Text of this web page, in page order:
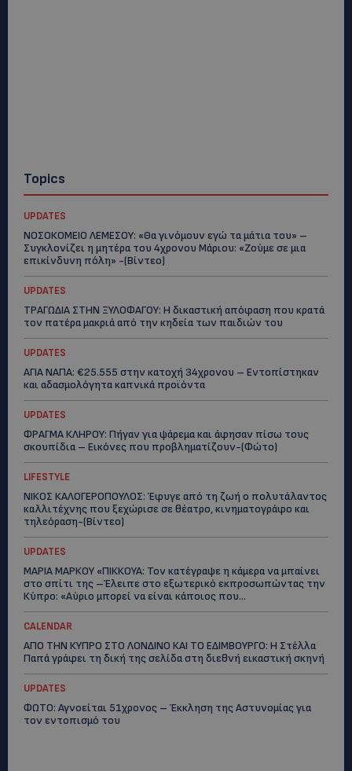
Topics
UPDATES
ΝΟΣΟΚΟΜΕΙΟ ΛΕΜΕΣΟΥ: «Θα γινόμουν εγώ τα μάτια του» –
Συγκλονίζει η μητέρα του 4χρονου Μάριου: «Ζούμε σε μια
επικίνδυνη πόλη» -(Βίντεο)
UPDATES
ΤΡΑΓΩΔΙΑ ΣΤΗΝ ΞΥΛΟΦΑΓΟΥ: Η δικαστική απόφαση που κρατά
τον πατέρα μακριά από την κηδεία των παιδιών του
UPDATES
ΑΓΙΑ ΝΑΠΑ: €25.555 στην κατοχή 34χρονου – Εντοπίστηκαν
και αδασμολόγητα καπνικά προϊόντα
UPDATES
ΦΡΑΓΜΑ ΚΛΗΡΟΥ: Πήγαν για ψάρεμα και άφησαν πίσω τους
σκουπίδια – Εικόνες που προβληματίζουν-(Φώτο)
LIFESTYLE
ΝΙΚΟΣ ΚΑΛΟΓΕΡΟΠΟΥΛΟΣ: Έφυγε από τη ζωή ο πολυτάλαντος
καλλιτέχνης που ξεχώρισε σε θέατρο, κινηματογράφο και
τηλεόραση-(Bίντεο)
UPDATES
ΜΑΡΙΑ ΜΑΡΚΟΥ «ΠΙΚΚΟΥΑ: Τον κατέγραψε η κάμερα να μπαίνει
στο σπίτι της –Έλειπε στο εξωτερικό εκπροσωπώντας την
Κύπρο: «Αύριο μπορεί να είναι κάποιος που...
CALENDAR
ΑΠΟ ΤΗΝ ΚΥΠΡΟ ΣΤΟ ΛΟΝΔΙΝΟ ΚΑΙ ΤΟ ΕΔΙΜΒΟΥΡΓΟ: Η Στέλλα
Παπά γράφει τη δική της σελίδα στη διεθνή εικαστική σκηνή
UPDATES
ΦΩΤΟ: Αγνοείται 51χρονος – Έκκληση της Αστυνομίας για
τον εντοπισμό του